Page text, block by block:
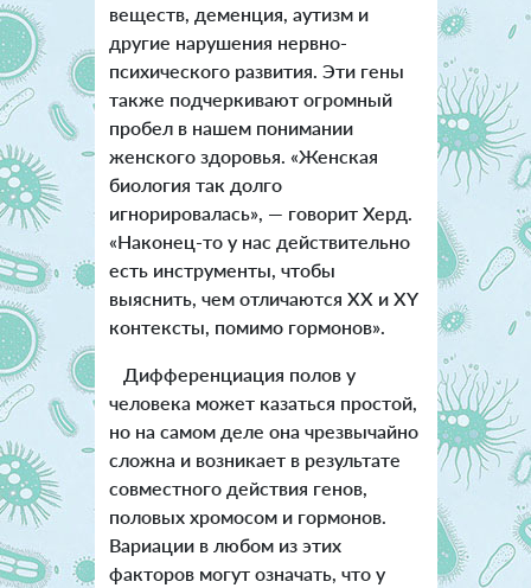
веществ, деменция, аутизм и
другие нарушения нервно-
психического развития. Эти гены
также подчеркивают огромный
пробел в нашем понимании
женского здоровья. «Женская
биология так долго
игнорировалась», — говорит Херд.
«Наконец-то у нас действительно
есть инструменты, чтобы
выяснить, чем отличаются XX и XY
контексты, помимо гормонов».
Дифференциация полов у
человека может казаться простой,
но на самом деле она чрезвычайно
сложна и возникает в результате
совместного действия генов,
половых хромосом и гормонов.
Вариации в любом из этих
факторов могут означать, что у